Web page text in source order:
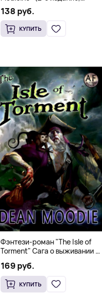
Мягкая обложка) Dr. Thomas
Watchman
138 руб.
КУПИТЬ
Фэнтези-роман "The Isle of
Torment" Сага о выживании и
169 руб.
КУПИТЬ